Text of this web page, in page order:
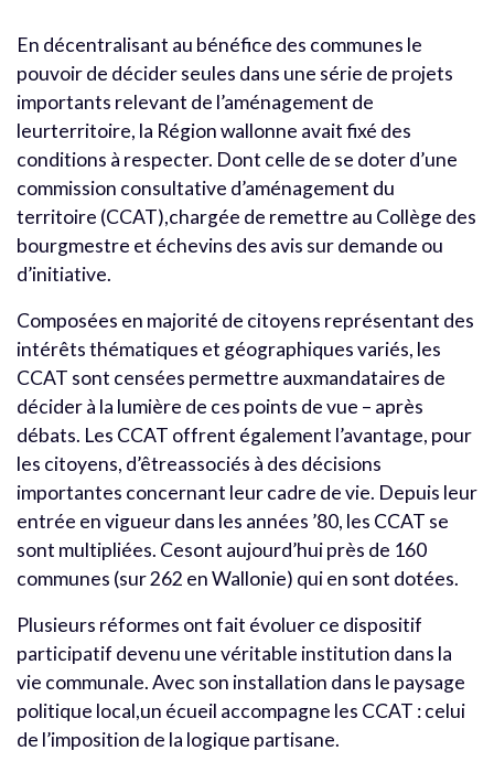
En décentralisant au bénéfice des communes le
pouvoir de décider seules dans une série de projets
importants relevant de l’aménagement de
leurterritoire, la Région wallonne avait fixé des
conditions à respecter. Dont celle de se doter d’une
commission consultative d’aménagement du
territoire (CCAT),chargée de remettre au Collège des
bourgmestre et échevins des avis sur demande ou
d’initiative.
Composées en majorité de citoyens représentant des
intérêts thématiques et géographiques variés, les
CCAT sont censées permettre auxmandataires de
décider à la lumière de ces points de vue – après
débats. Les CCAT offrent également l’avantage, pour
les citoyens, d’êtreassociés à des décisions
importantes concernant leur cadre de vie. Depuis leur
entrée en vigueur dans les années ’80, les CCAT se
sont multipliées. Cesont aujourd’hui près de 160
communes (sur 262 en Wallonie) qui en sont dotées.
Plusieurs réformes ont fait évoluer ce dispositif
participatif devenu une véritable institution dans la
vie communale. Avec son installation dans le paysage
politique local,un écueil accompagne les CCAT : celui
de l’imposition de la logique partisane.